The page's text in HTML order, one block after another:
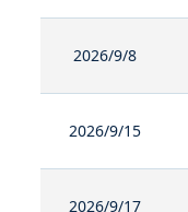
2026/9/8
2026/9/15
2026/9/17